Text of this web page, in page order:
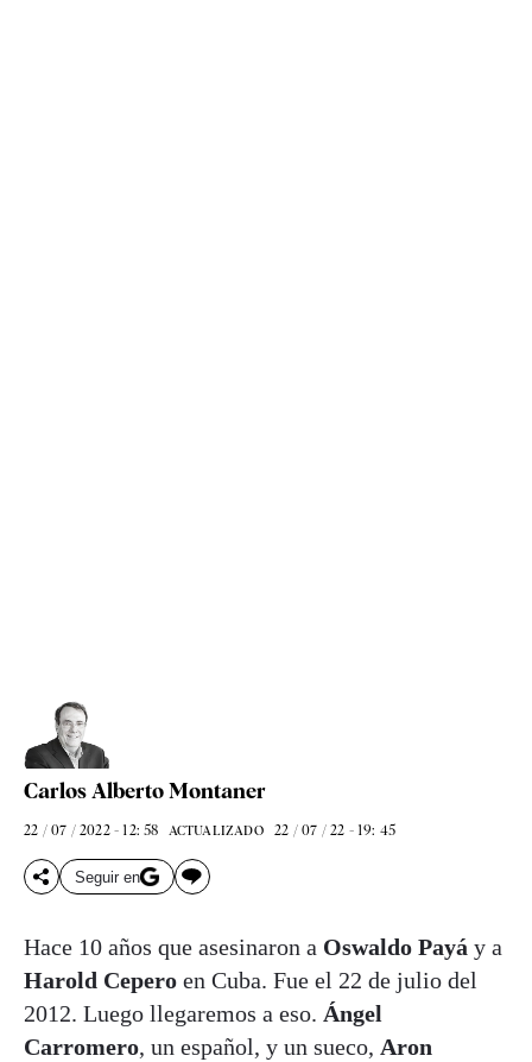
Carlos Alberto Montaner
22 / 07 / 2022 - 12: 58 ACTUALIZADO 22 / 07 / 22 - 19: 45
Seguir en
Hace 10 años que asesinaron a Oswaldo Payá y a
Harold Cepero en Cuba. Fue el 22 de julio del
2012. Luego llegaremos a eso. Ángel
Carromero, un español, y un sueco, Aron